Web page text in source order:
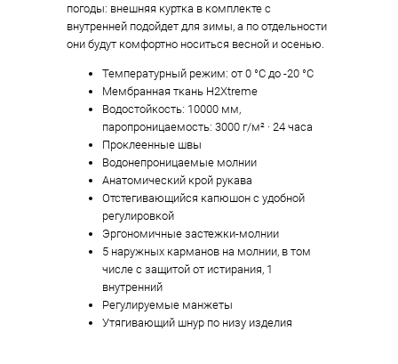
погоды: внешняя куртка в комплекте с
внутренней подойдет для зимы, а по отдельности
они будут комфортно носиться весной и осенью.
Температурный режим: от 0 °C до -20 °C
Мембранная ткань H2Xtreme
Водостойкость: 10000 мм,
паропроницаемость: 3000 г/м² · 24 часа
Проклеенные швы
Водонепроницаемые молнии
Анатомический крой рукава
Отстегивающийся капюшон с удобной
регулировкой
Эргономичные застежки-молнии
5 наружных карманов на молнии, в том
числе с защитой от истирания, 1
внутренний
Регулируемые манжеты
Утягивающий шнур по низу изделия